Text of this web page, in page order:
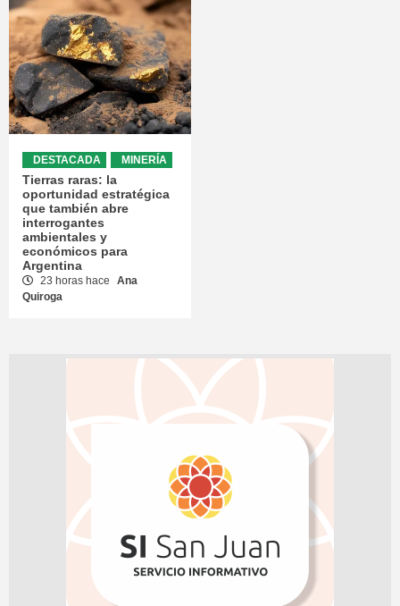
DESTACADA MINERÍA
Tierras raras: la
oportunidad estratégica
que también abre
interrogantes
ambientales y
económicos para
Argentina
23 horas hace
Ana
Quiroga